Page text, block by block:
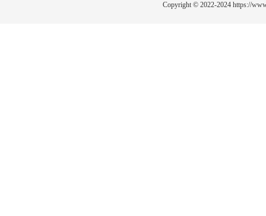
Copyright © 2022-2024 https://